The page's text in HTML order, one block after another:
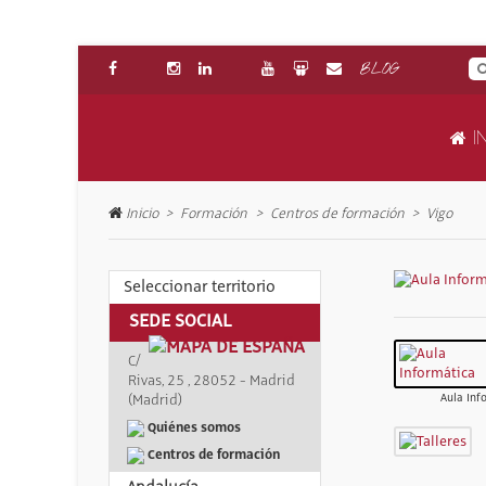
BLOG
Inicio Formación Centros de formación Vigo
Seleccionar territorio
SEDE SOCIAL
C/
Rivas, 25 , 28052 - Madrid
(Madrid)
Quiénes somos
Centros de formación
Aula